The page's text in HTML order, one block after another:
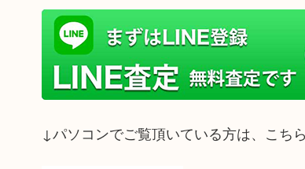
↓パソコンでご覧頂いている方は、こち